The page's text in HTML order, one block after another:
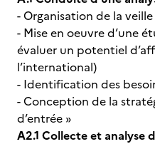
- Organisation de la
- Mise en oeuvre d’une
évaluer un potentiel
l’international)
- Identification des
- Conception de la
d’entrée »
A2.1 Collecte et analyse